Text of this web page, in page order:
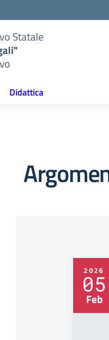
Statale
Didattica
2026
05
Feb